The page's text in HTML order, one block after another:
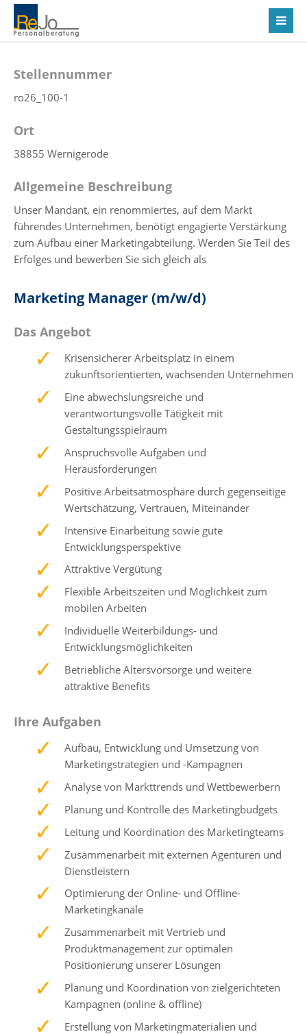
Stellennummer
ro26_100-1
Ort
38855 Wernigerode
Allgemeine Beschreibung
Unser Mandant, ein renommiertes, auf dem Markt
führendes Unternehmen, benötigt engagierte Verstärkung
zum Aufbau einer Marketingabteilung. Werden Sie Teil des
Erfolges und bewerben Sie sich gleich als
Marketing Manager (m/w/d)
Das Angebot
Krisensicherer Arbeitsplatz in einem
zukunftsorientierten, wachsenden Unternehmen
Eine abwechslungsreiche und
verantwortungsvolle Tätigkeit mit
Gestaltungsspielraum
Anspruchsvolle Aufgaben und
Herausforderungen
Positive Arbeitsatmosphäre durch gegenseitige
Wertschätzung, Vertrauen, Miteinander
Intensive Einarbeitung sowie gute
Entwicklungsperspektive
Attraktive Vergütung
Flexible Arbeitszeiten und Möglichkeit zum
mobilen Arbeiten
Individuelle Weiterbildungs- und
Entwicklungsmöglichkeiten
Betriebliche Altersvorsorge und weitere
attraktive Benefits
Ihre Aufgaben
Aufbau, Entwicklung und Umsetzung von
Marketingstrategien und -Kampagnen
Analyse von Markttrends und Wettbewerbern
Planung und Kontrolle des Marketingbudgets
Leitung und Koordination des Marketingteams
Zusammenarbeit mit externen Agenturen und
Dienstleistern
Optimierung der Online- und Offline-
Marketingkanäle
Zusammenarbeit mit Vertrieb und
Produktmanagement zur optimalen
Positionierung unserer Lösungen
Planung und Koordination von zielgerichteten
Kampagnen (online & offline)
Erstellung von Marketingmaterialien und